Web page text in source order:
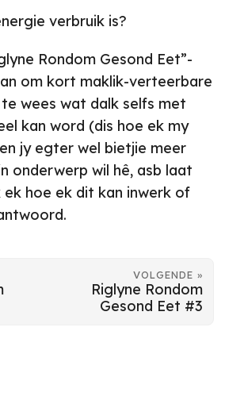
verbruik is?
Rondom Gesond Eet”-
om kort maklik-verteerbare
wees wat dalk selfs met
kan word (dis hoe ek my
jy egter wel bietjie meer
onderwerp wil hê, asb laat
hoe ek dit kan inwerk of
VOLGENDE »
Riglyne Rondom
Gesond Eet #3